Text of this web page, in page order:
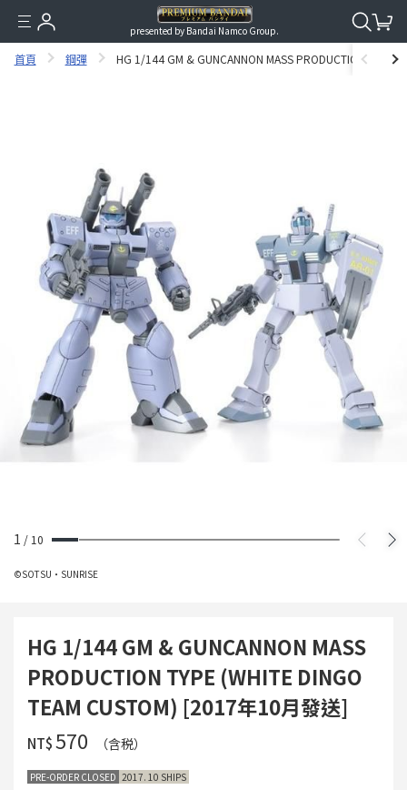
presented by Bandai Namco Group.
首頁 鋼彈 HG 1/144 GM & GUNCANNON MASS PRODUCTION TYPE
1 / 10
©SOTSU・SUNRISE
HG 1/144 GM & GUNCANNON MASS
PRODUCTION TYPE (WHITE DINGO
TEAM CUSTOM) [2017年10月發送]
NT$‌570 （含税）
PRE-ORDER CLOSED 2017. 10 SHIPS